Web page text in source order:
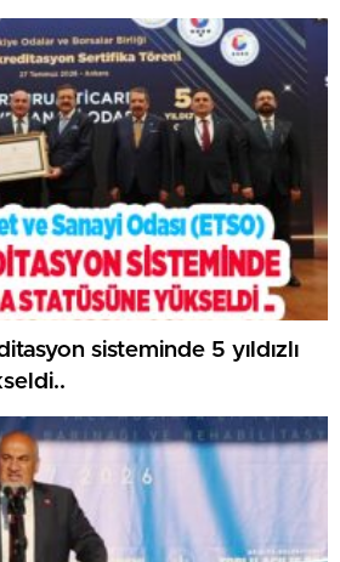
sisteminde 5 yıldızlı